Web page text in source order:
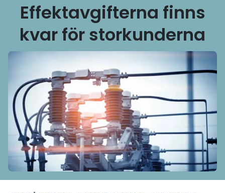
Effektavgifterna finns
kvar för storkunderna